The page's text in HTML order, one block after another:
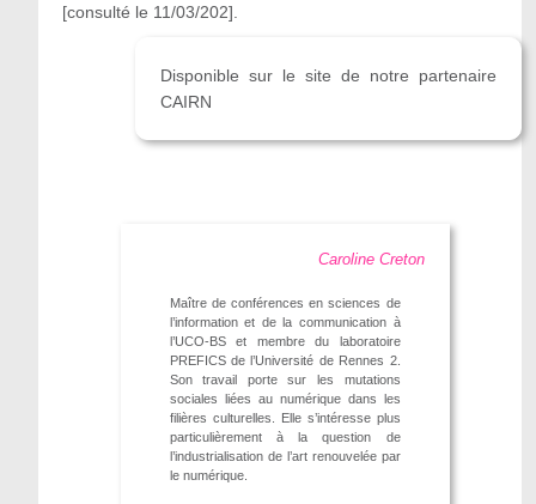
[consulté le 11/03/202].
Disponible sur le site de notre partenaire
CAIRN
Caroline Creton
Maître de conférences en sciences de
l’information et de la communication à
l’UCO-BS et membre du laboratoire
PREFICS de l’Université de Rennes 2.
Son travail porte sur les mutations
sociales liées au numérique dans les
filières culturelles. Elle s’intéresse plus
particulièrement à la question de
l’industrialisation de l’art renouvelée par
le numérique.